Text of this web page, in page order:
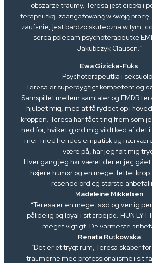
obszarze traumy. Teresa jest ciepłą i
terapeutką, zaangażowaną w swoją pracę,
zaufanie, jest bardzo skuteczna w tym,
serca polecam psychoterapeutkę
Jakubczyk Clausen.”
Ewa Gizicka-Fuks
Psychoterapeutka i
Teresa er superdygtigt kompetent og
Samspillet mellem samtaler og EMDR
hjulpet mig, med at få ryddet op i
kroppen. Teresa har fået ting frem som
ned for, hvilket gjord mig vildt ked af det
men med hendes empatisk og
være på, har jeg følt mig
Hver gang jeg har været der er jeg
højere humør og en meget letter
rosende ord og største
Madeleine Mikkelsen
“Teresa er en meget sød og venlig
pålidelig og loyal i sit arbejde. HUN
meget vigtigt. De varmeste
Renata Rutkowska
“Det er et trygt rum, Teresa skaber
traumerne med professionalisme i sit